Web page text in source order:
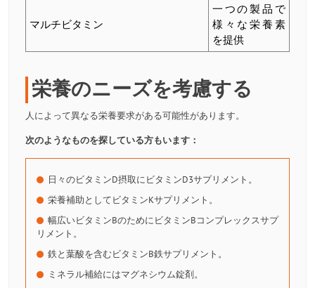
マルチビタミン
一つの製品で
様々な栄養素
を提供
栄養のニーズを考慮する
人によって異なる栄養要求がある可能性があります。
次のようなものを探している方もいます：
日々のビタミンD摂取にビタミンD3サプリメント。
栄養補助としてビタミンKサプリメント。
幅広いビタミンBのためにビタミンBコンプレックスサプ
リメント。
鉄と葉酸を含むビタミンB鉄サプリメント。
ミネラル補給にはマグネシウム錠剤。